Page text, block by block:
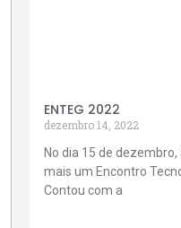
ENTEG 2022
dezembro 14, 2022
No dia 15 de
mais um Encontro
Contou com a